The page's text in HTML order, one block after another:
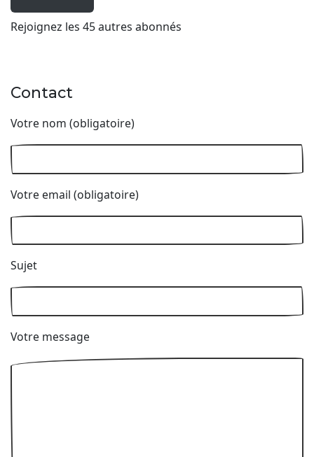
Rejoignez les 45 autres abonnés
Contact
Votre nom (obligatoire)
Votre email (obligatoire)
Sujet
Votre message